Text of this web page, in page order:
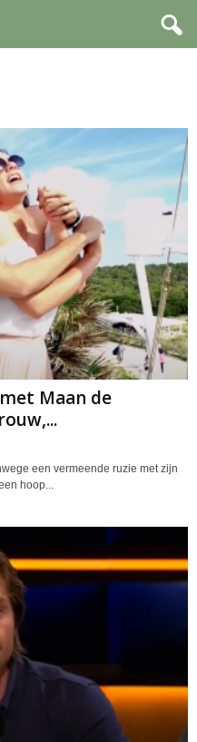
Maan de
een vermeende ruzie met zijn
hoop...